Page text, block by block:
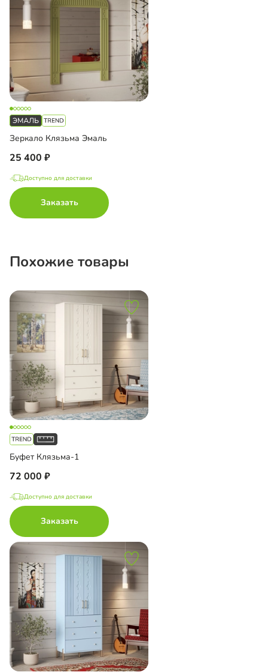
Зеркало Клязьма Эмаль
25 400
Доступно для доставки
Заказать
Похожие товары
Буфет Клязьма-1
72 000
Доступно для доставки
Заказать